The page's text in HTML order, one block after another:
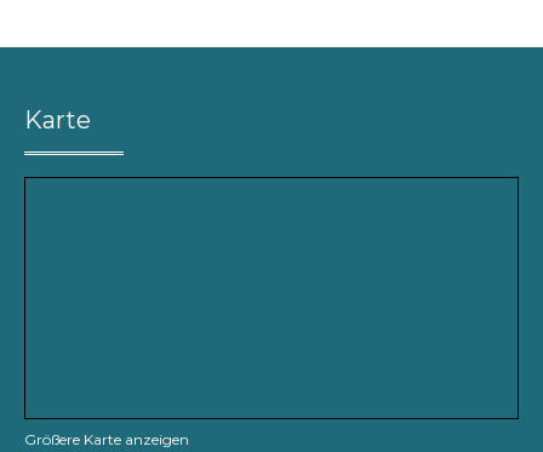
Karte
Größere Karte anzeigen